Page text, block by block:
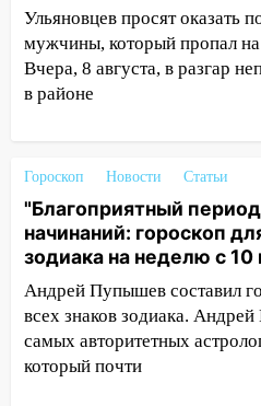
05:05 День, когда
измениться:
три знака получат
упустить
Во время
Волге перевернулась
19:55 В Ульяновске
заблокировало в
17:15 В Ульяновской
ремонтируют девять
готов, ещё два —
17:00
Ульяновцев просят оказать
мужчины, который пропал
Вчера, 8 августа, в разгар
в районе
Гороскоп Новости Статьи
"Благоприятный
начинаний: гороскоп
зодиака на неделю с 10
Андрей Пупышев составил
всех знаков зодиака.
самых авторитетных
который почти